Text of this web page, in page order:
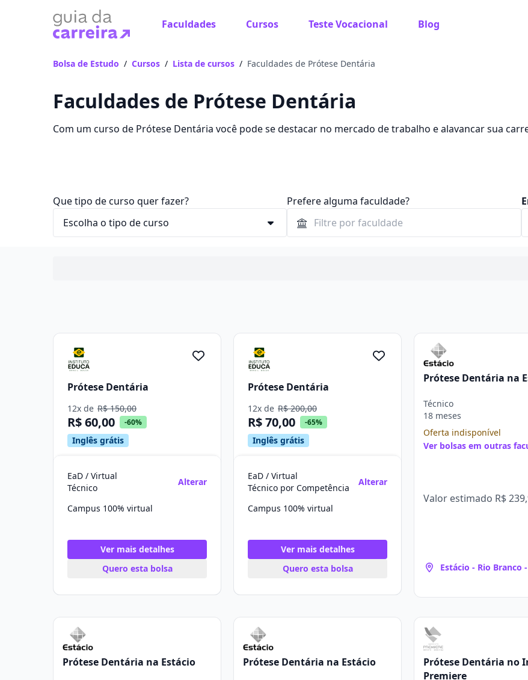
Faculdades Cursos Teste Vocacional Blog
Bolsa de Estudo / Cursos / Lista de cursos / Faculdades de Prótese Dentária
Faculdades de Prótese Dentária
Com um curso de Prótese Dentária você pode se destacar no mercado de trabalho e alavancar sua
Que tipo de curso quer fazer? Prefere alguma faculdade?
Prótese Dentária
12x de R$ 150,00
R$ 60,00 -60%
Inglês grátis
EaD / Virtual
Técnico
Alterar
Campus 100% virtual
Ver mais detalhes
Quero esta bolsa
Prótese Dentária
12x de R$ 200,00
R$ 70,00 -65%
Inglês grátis
EaD / Virtual
Técnico por Competência
Alterar
Campus 100% virtual
Ver mais detalhes
Quero esta bolsa
Prótese Dentária na
Técnico
18 meses
Oferta indisponível
Ver bolsas em outras
Valor estimado R$
Estácio - Rio Branco
Prótese Dentária na Estácio Prótese Dentária na Estácio
Prótese Dentária no
Premiere